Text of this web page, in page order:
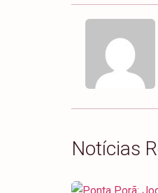
Notícias